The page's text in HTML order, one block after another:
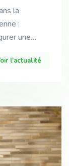
la
:
une
l'actualité